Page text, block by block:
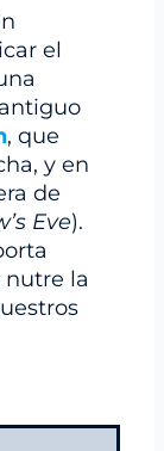
el
, que
y en
de
Eve).
nutre la